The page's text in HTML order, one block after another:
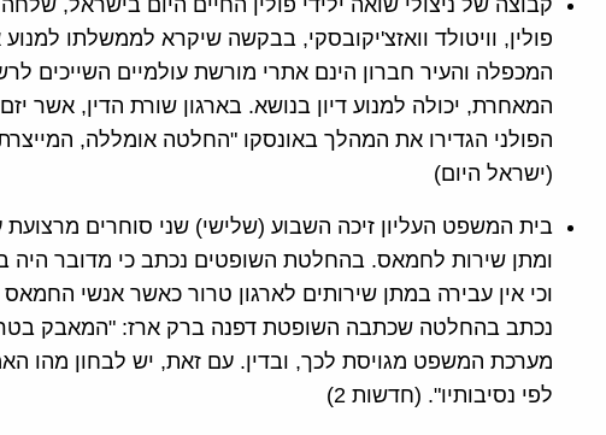
קבוצה של ניצולי שואה ילידי פולין החיים היום בישראל,
פולין, וויטולד וואזצ'יקובסקי, בבקשה שיקרא לממשלתו
המכפלה והעיר חברון הינם אתרי מורשת עולמיים השייכים
המאחרת, יכולה למנוע דיון בנושא. בארגון שורת הדין, אשר
הפולני הגדירו את המהלך באונסקו "החלטה אומללה,
(ישראל היום)
ומתן שירות לחמאס. בהחלטת השופטים נכתב כי מדובר היה
וכי אין עבירה במתן שירותים לארגון טרור כאשר אנשי
נכתב בהחלטה שכתבה השופטת דפנה ברק ארז: "המאבק
מערכת המשפט מגויסת לכך, ובדין. עם זאת, יש לבחון מהו
לפי נסיבותיו". (חדשות 2)